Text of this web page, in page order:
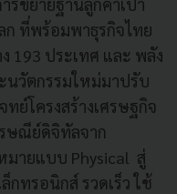
ก ที่พร้อมพาธุรกิจไทย
193 ประเทศ และ พลัง
นวัตกรรมใหม่มาปรับ
ย์โครงสร้างเศรษฐกิจ
ษณีย์ดิจิทัลจาก
มายแบบ Physical สู่
กทรอนิกส์ รวดเร็ว ใช้